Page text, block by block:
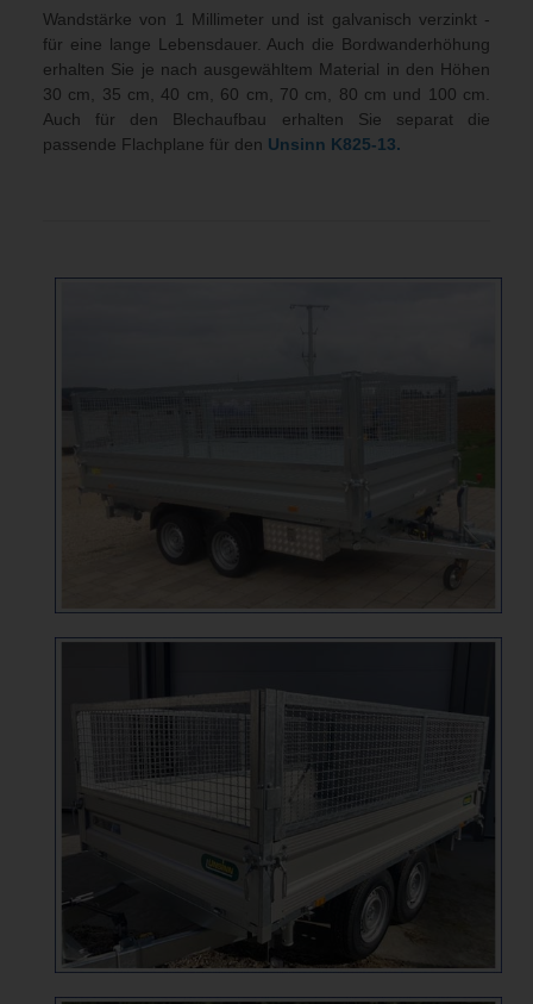
Wandstärke von 1 Millimeter und ist galvanisch verzinkt -
für eine lange Lebensdauer. Auch die Bordwanderhöhung
erhalten Sie je nach ausgewähltem Material in den Höhen
30 cm, 35 cm, 40 cm, 60 cm, 70 cm, 80 cm und 100 cm.
Auch für den Blechaufbau erhalten Sie separat die
passende Flachplane für den Unsinn K825-13.